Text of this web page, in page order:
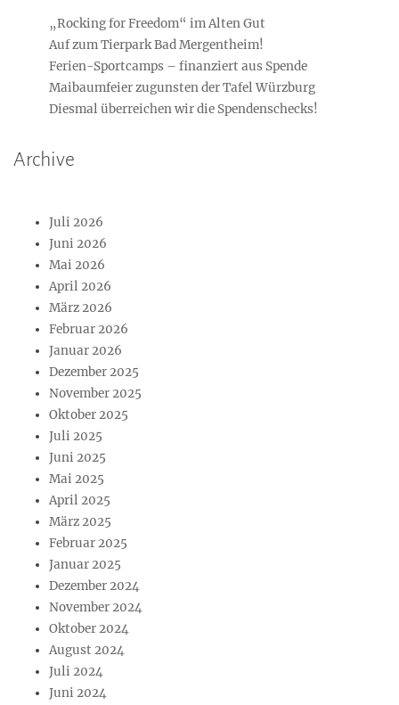
„Rocking for Freedom“ im Alten Gut
Auf zum Tierpark Bad Mergentheim!
Ferien-Sportcamps – finanziert aus Spende
Maibaumfeier zugunsten der Tafel Würzburg
Diesmal überreichen wir die Spendenschecks!
Archive
Juli 2026
Juni 2026
Mai 2026
April 2026
März 2026
Februar 2026
Januar 2026
Dezember 2025
November 2025
Oktober 2025
Juli 2025
Juni 2025
Mai 2025
April 2025
März 2025
Februar 2025
Januar 2025
Dezember 2024
November 2024
Oktober 2024
August 2024
Juli 2024
Juni 2024